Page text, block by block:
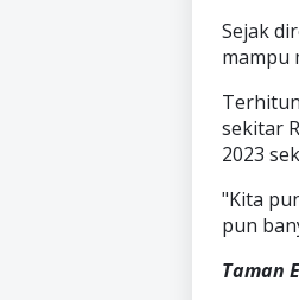
Sejak
mampu
sekitar
2023
"Kita
pun
Taman